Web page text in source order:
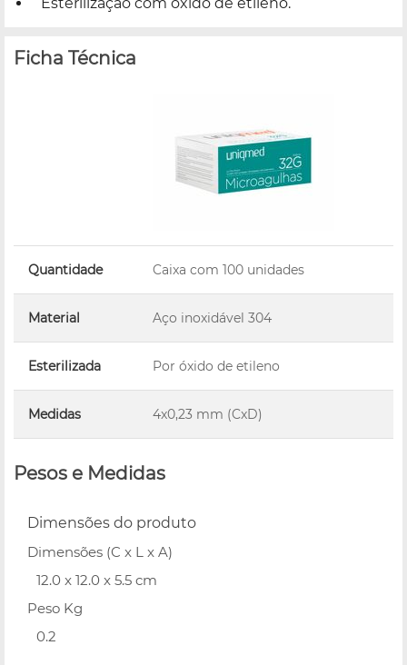
Ficha Técnica
Quantidade Caixa com 100 unidades
Material Aço inoxidável 304
Esterilizada Por óxido de etileno
Medidas 4x0,23 mm (CxD)
Pesos e Medidas
Dimensões do produto
Dimensões (C x L x A)
12.0 x 12.0 x 5.5 cm
Peso Kg
0.2